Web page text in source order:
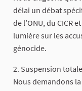
délai un débat
de l’ONU, du CICR
lumière sur les
génocide.
2. Suspension
Nous demandons